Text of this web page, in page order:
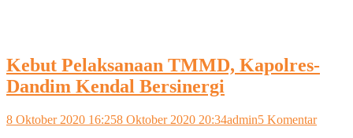
Kebut Pelaksanaan TMMD, Kapolres-
Dandim Kendal Bersinergi
8 Oktober 2020 16:258 Oktober 2020 20:34admin5 Komentarpada